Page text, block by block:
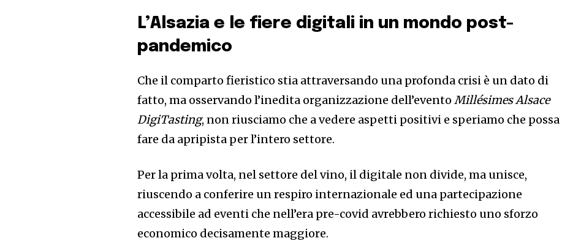
L’Alsazia e le fiere digitali in un mondo post-
pandemico
Che il comparto fieristico stia attraversando una profonda crisi è un dato di
fatto, ma osservando l’inedita organizzazione dell’evento Millésimes Alsace
DigiTasting, non riusciamo che a vedere aspetti positivi e speriamo che possa
fare da apripista per l’intero settore.
Per la prima volta, nel settore del vino, il digitale non divide, ma unisce,
riuscendo a conferire un respiro internazionale ed una partecipazione
accessibile ad eventi che nell’era pre-covid avrebbero richiesto uno sforzo
economico decisamente maggiore.